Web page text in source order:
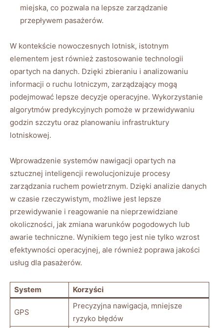
miejska, co pozwala na lepsze zarządzanie
przepływem pasażerów.
W kontekście nowoczesnych lotnisk, istotnym
elementem jest również zastosowanie technologii
opartych na danych. Dzięki zbieraniu i analizowaniu
informacji o ruchu lotniczym, zarządzający mogą
podejmować lepsze decyzje operacyjne. Wykorzystanie
algorytmów predykcyjnych pomoże w przewidywaniu
godzin szczytu oraz planowaniu infrastruktury
lotniskowej.
Wprowadzenie systemów nawigacji opartych na
sztucznej inteligencji rewolucjonizuje procesy
zarządzania ruchem powietrznym. Dzięki analizie danych
w czasie rzeczywistym, możliwe jest lepsze
przewidywanie i reagowanie na nieprzewidziane
okoliczności, jak zmiana warunków pogodowych lub
awarie techniczne. Wynikiem tego jest nie tylko wzrost
efektywności operacyjnej, ale również poprawa jakości
usług dla pasażerów.
System Korzyści
GPS
Precyzyjna nawigacja, mniejsze
ryzyko błędów